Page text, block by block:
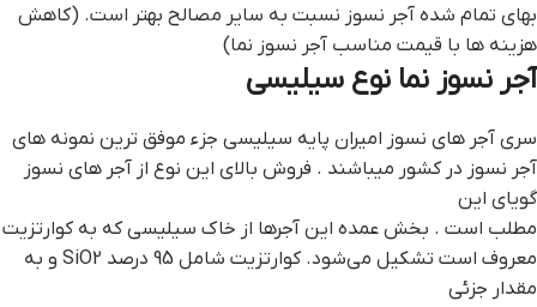
بهای تمام شده آجر نسوز نسبت به سایر مصالح بهتر است. (کاهش
هزینه ها با قیمت مناسب آجر نسوز نما)
آجر نسوز نما نوع سیلیسی
سری آجر های نسوز امیران پایه سیلیسی جزء موفق ترین نمونه های
آجر نسوز در کشور میباشند . فروش بالای این نوع از آجر های نسوز
گویای این
مطلب است . بخش عمده این آجرها از خاک‌ سیلیسی که به کوارتزیت
معروف است تشکیل می‌شود. کوارتزیت شامل 95 درصد SiO2 و به
مقدار جزئی